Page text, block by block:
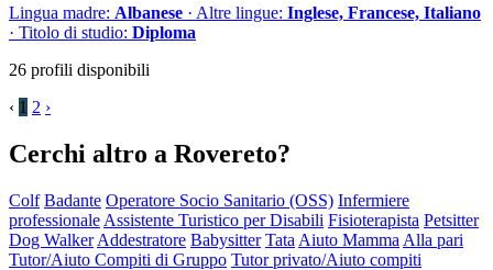
Lingua madre: Albanese · Altre lingue: Inglese, Francese, Italiano
· Titolo di studio: Diploma
26 profili disponibili
‹ 1 2 ›
Cerchi altro a Rovereto?
Colf Badante Operatore Socio Sanitario (OSS) Infermiere
professionale Assistente Turistico per Disabili Fisioterapista Petsitter
Dog Walker Addestratore Babysitter Tata Aiuto Mamma Alla pari
Tutor/Aiuto Compiti di Gruppo Tutor privato/Aiuto compiti